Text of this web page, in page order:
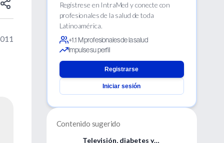
Regístrese en IntraMed y conecte con
profesionales de la salud de toda
Latinoamérica.
+1.1 M profesionales de la salud
Impulse su perfil
Registrarse
Iniciar sesión
Contenido sugerido
Televisión, diabetes y